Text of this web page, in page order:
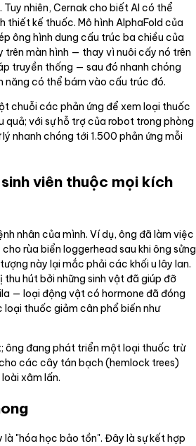
nhiên, Cernak cho biết AI có thể
kế thuốc. Mô hình AlphaFold của
ông hình dung cấu trúc ba chiều của
màn hình — thay vì nuôi cấy nó trên
truyền thống — sau đó nhanh chóng
năng có thể bám vào cấu trúc đó.
chuỗi các phản ứng để xem loại thuốc
quả; với sự hỗ trợ của robot trong phòng
nhanh chóng tới 1.500 phản ứng mỗi
viên thuộc mọi kích
nhân của mình. Ví dụ, ông đã làm việc
rùa biển loggerhead sau khi ông sửng
này lại mắc phải các khối u lây lan.
hút bởi những sinh vật đã giúp đỡ
— loại động vật có hormone đã đóng
thuốc giảm cân phổ biến như
ông đang phát triển một loại thuốc trừ
các cây tán bạch (hemlock trees)
xâm lấn.
là "hóa học bảo tồn". Đây là sự kết hợp